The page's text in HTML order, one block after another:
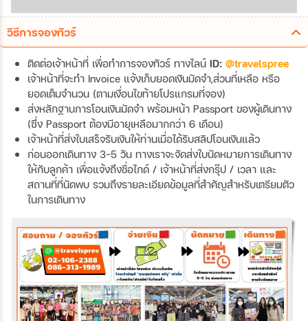
วิธีการจองทัวร์
ติดต่อเจ้าหน้าที่ เพื่อทำการจองทัวร์ ทางไลน์ ID: @travelspree
เจ้าหน้าที่จะทำ Invoice แจ้งเก็บยอดเงินมัดจำ,ส่วนที่เหลือ หรือ
ยอดเต็มจำนวน (ตามเงื่อนไขท้ายโปรแกรมที่จอง)
ส่งหลักฐานการโอนเงินมัดจำ พร้อมหน้า Passport ของผู้เดินทาง
(ซึ่ง Passport ต้องมีอายุเหลือมากกว่า 6 เดือน)
เจ้าหน้าที่ส่งใบเสร็จรับเงินให้ท่านเมื่อได้รับสลิปโอนเงินแล้ว
ก่อนออกเดินทาง 3-5 วัน ทางเราจะจัดส่งใบนัดหมายการเดินทาง
ให้กับลูกค้า เพื่อแจ้งถึงชื่อไกด์ / เจ้าหน้าที่ส่งกรุ๊ป / เวลา และ
สถานที่ที่นัดพบ รวมถึงรายละเอียดข้อมูลที่สำคัญสำหรับเตรียมตัว
ในการเดินทาง